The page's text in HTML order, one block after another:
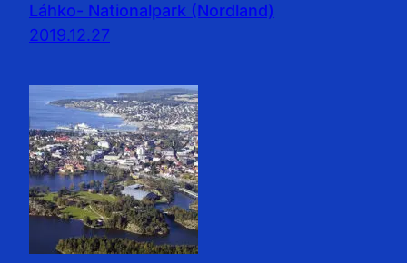
Láhko- Nationalpark (Nordland)
2019.12.27